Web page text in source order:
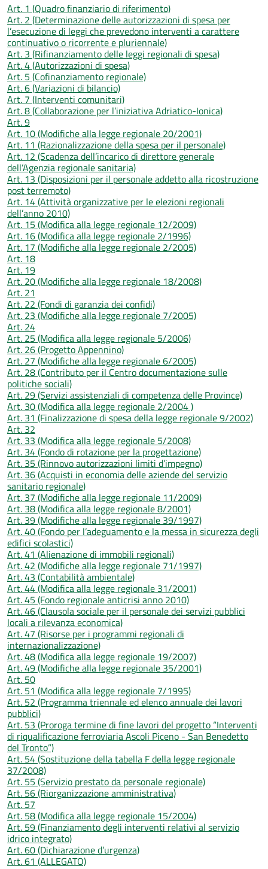
Art. 1 (Quadro finanziario di riferimento)
Art. 2 (Determinazione delle autorizzazioni di spesa per
l’esecuzione di leggi che prevedono interventi a carattere
continuativo o ricorrente e pluriennale)
Art. 3 (Rifinanziamento delle leggi regionali di spesa)
Art. 4 (Autorizzazioni di spesa)
Art. 5 (Cofinanziamento regionale)
Art. 6 (Variazioni di bilancio)
Art. 7 (Interventi comunitari)
Art. 8 (Collaborazione per l’iniziativa Adriatico-Ionica)
Art. 9
Art. 10 (Modifiche alla legge regionale 20/2001)
Art. 11 (Razionalizzazione della spesa per il personale)
Art. 12 (Scadenza dell’incarico di direttore generale
dell’Agenzia regionale sanitaria)
Art. 13 (Disposizioni per il personale addetto alla ricostruzione
post terremoto)
Art. 14 (Attività organizzative per le elezioni regionali
dell’anno 2010)
Art. 15 (Modifica alla legge regionale 12/2009)
Art. 16 (Modifica alla legge regionale 2/1996)
Art. 17 (Modifiche alla legge regionale 2/2005)
Art. 18
Art. 19
Art. 20 (Modifiche alla legge regionale 18/2008)
Art. 21
Art. 22 (Fondi di garanzia dei confidi)
Art. 23 (Modifiche alla legge regionale 7/2005)
Art. 24
Art. 25 (Modifica alla legge regionale 5/2006)
Art. 26 (Progetto Appennino)
Art. 27 (Modifiche alla legge regionale 6/2005)
Art. 28 (Contributo per il Centro documentazione sulle
politiche sociali)
Art. 29 (Servizi assistenziali di competenza delle Province)
Art. 30 (Modifica alla legge regionale 2/2004 )
Art. 31 (Finalizzazione di spesa della legge regionale 9/2002)
Art. 32
Art. 33 (Modifica alla legge regionale 5/2008)
Art. 34 (Fondo di rotazione per la progettazione)
Art. 35 (Rinnovo autorizzazioni limiti d’impegno)
Art. 36 (Acquisti in economia delle aziende del servizio
sanitario regionale)
Art. 37 (Modifiche alla legge regionale 11/2009)
Art. 38 (Modifica alla legge regionale 8/2001)
Art. 39 (Modifiche alla legge regionale 39/1997)
Art. 40 (Fondo per l’adeguamento e la messa in sicurezza degli
edifici scolastici)
Art. 41 (Alienazione di immobili regionali)
Art. 42 (Modifiche alla legge regionale 71/1997)
Art. 43 (Contabilità ambientale)
Art. 44 (Modifica alla legge regionale 31/2001)
Art. 45 (Fondo regionale anticrisi anno 2010)
Art. 46 (Clausola sociale per il personale dei servizi pubblici
locali a rilevanza economica)
Art. 47 (Risorse per i programmi regionali di
internazionalizzazione)
Art. 48 (Modifica alla legge regionale 19/2007)
Art. 49 (Modifiche alla legge regionale 35/2001)
Art. 50
Art. 51 (Modifica alla legge regionale 7/1995)
Art. 52 (Programma triennale ed elenco annuale dei lavori
pubblici)
Art. 53 (Proroga termine di fine lavori del progetto “Interventi
di riqualificazione ferroviaria Ascoli Piceno - San Benedetto
del Tronto”)
Art. 54 (Sostituzione della tabella F della legge regionale
37/2008)
Art. 55 (Servizio prestato da personale regionale)
Art. 56 (Riorganizzazione amministrativa)
Art. 57
Art. 58 (Modifica alla legge regionale 15/2004)
Art. 59 (Finanziamento degli interventi relativi al servizio
idrico integrato)
Art. 60 (Dichiarazione d’urgenza)
Art. 61 (ALLEGATO)